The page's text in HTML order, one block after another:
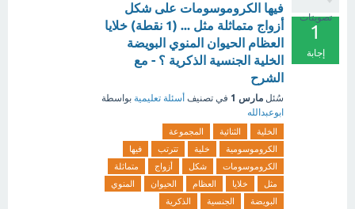
تصويتات
1
إجابة
فيها الكروموسومات على شكل
أزواج متماثلة مثل ... (1 نقطة) خلايا
العظام الحيوان المنوي البويضة
الخلية الجنسية الذكرية ؟ - مع
الشرح
سُئل مارس 1 في تصنيف أسئلة تعليمية بواسطة
ابوعبدالله
الخلية الثنائية
المجموعة
الكروموسومية
خلية تترتب
فيها
الكروموسومات
شكل أزواج
متماثلة
مثل
خلايا العظام الحيوان
المنوي
البويضة
الجنسية الذكرية